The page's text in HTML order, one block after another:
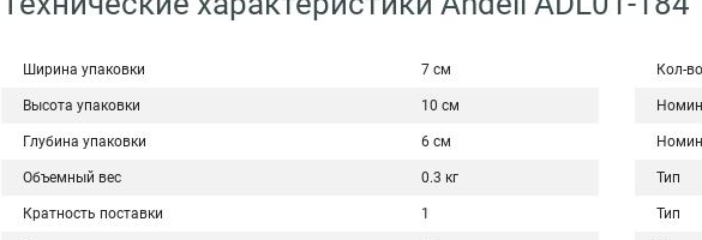
Ширина упаковки 7 см
Высота упаковки 10 см
Глубина упаковки 6 см
Объемный вес 0.3 кг
Кратность поставки 1
Кол-
Тип
Тип